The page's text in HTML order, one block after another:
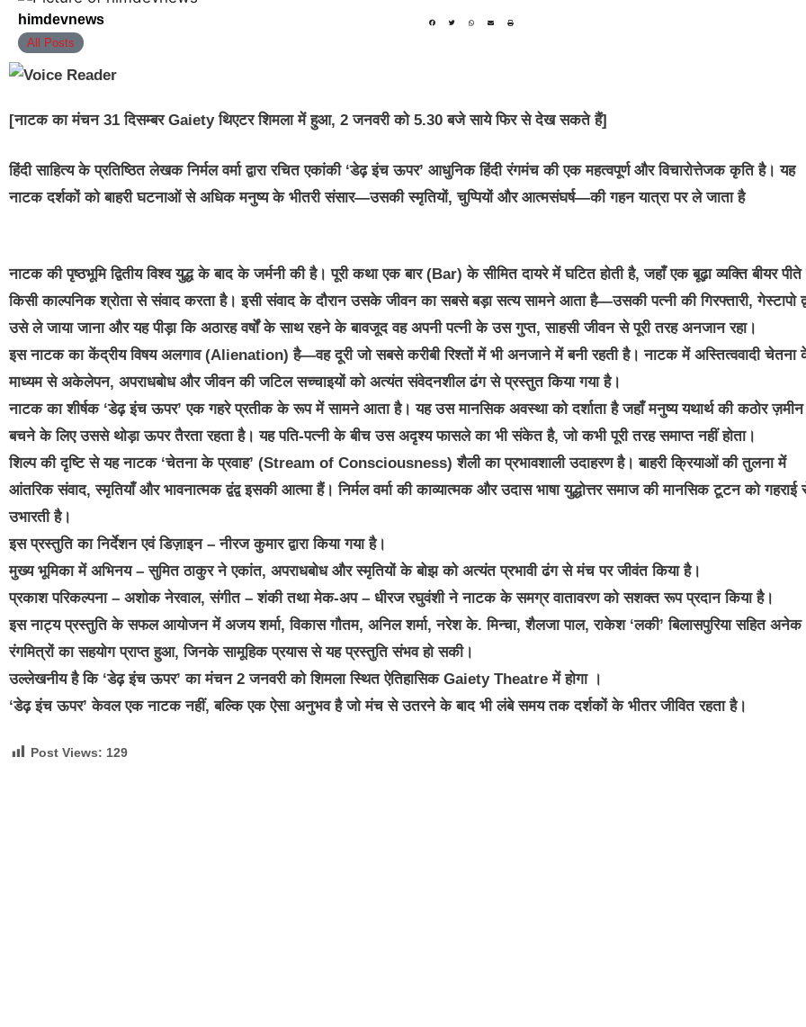
himdevnews
All Posts
[नाटक का मंचन 31 दिसम्बर Gaiety थिएटर शिमला में हुआ, 2 जनवरी को 5.30 बजे साये फिर से देख सकते हैं]
हिंदी साहित्य के प्रतिष्ठित लेखक निर्मल वर्मा द्वारा रचित एकांकी ‘डेढ़ इंच ऊपर’ आधुनिक हिंदी रंगमंच की एक महत्वपूर्ण और विचारोत्तेजक कृति है। यह
नाटक दर्शकों को बाहरी घटनाओं से अधिक मनुष्य के भीतरी संसार—उसकी स्मृतियों, चुप्पियों और आत्मसंघर्ष—की गहन यात्रा पर ले जाता है
नाटक की पृष्ठभूमि द्वितीय विश्व युद्ध के बाद के जर्मनी की है। पूरी कथा एक बार (Bar) के सीमित दायरे में घटित होती है, जहाँ एक बूढ़ा व्यक्ति बीयर पीते
किसी काल्पनिक श्रोता से संवाद करता है। इसी संवाद के दौरान उसके जीवन का सबसे बड़ा सत्य सामने आता है—उसकी पत्नी की गिरफ्तारी, गेस्टापो
उसे ले जाया जाना और यह पीड़ा कि अठारह वर्षों के साथ रहने के बावजूद वह अपनी पत्नी के उस गुप्त, साहसी जीवन से पूरी तरह अनजान रहा।
इस नाटक का केंद्रीय विषय अलगाव (Alienation) है—वह दूरी जो सबसे करीबी रिश्तों में भी अनजाने में बनी रहती है। नाटक में अस्तित्ववादी चेतना
माध्यम से अकेलेपन, अपराधबोध और जीवन की जटिल सच्चाइयों को अत्यंत संवेदनशील ढंग से प्रस्तुत किया गया है।
नाटक का शीर्षक ‘डेढ़ इंच ऊपर’ एक गहरे प्रतीक के रूप में सामने आता है। यह उस मानसिक अवस्था को दर्शाता है जहाँ मनुष्य यथार्थ की कठोर
बचने के लिए उससे थोड़ा ऊपर तैरता रहता है। यह पति-पत्नी के बीच उस अदृश्य फासले का भी संकेत है, जो कभी पूरी तरह समाप्त नहीं होता।
शिल्प की दृष्टि से यह नाटक ‘चेतना के प्रवाह’ (Stream of Consciousness) शैली का प्रभावशाली उदाहरण है। बाहरी क्रियाओं की तुलना में
आंतरिक संवाद, स्मृतियाँ और भावनात्मक द्वंद्व इसकी आत्मा हैं। निर्मल वर्मा की काव्यात्मक और उदास भाषा युद्धोत्तर समाज की मानसिक टूटन को गहराई
उभारती है।
इस प्रस्तुति का निर्देशन एवं डिज़ाइन – नीरज कुमार द्वारा किया गया है।
मुख्य भूमिका में अभिनय – सुमित ठाकुर ने एकांत, अपराधबोध और स्मृतियों के बोझ को अत्यंत प्रभावी ढंग से मंच पर जीवंत किया है।
प्रकाश परिकल्पना – अशोक नेरवाल, संगीत – शंकी तथा मेक-अप – धीरज रघुवंशी ने नाटक के समग्र वातावरण को सशक्त रूप प्रदान किया है।
इस नाट्य प्रस्तुति के सफल आयोजन में अजय शर्मा, विकास गौतम, अनिल शर्मा, नरेश के. मिन्चा, शैलजा पाल, राकेश ‘लकी’ बिलासपुरिया सहित अनेक
रंगमित्रों का सहयोग प्राप्त हुआ, जिनके सामूहिक प्रयास से यह प्रस्तुति संभव हो सकी।
उल्लेखनीय है कि ‘डेढ़ इंच ऊपर’ का मंचन 2 जनवरी को शिमला स्थित ऐतिहासिक Gaiety Theatre में होगा ।
‘डेढ़ इंच ऊपर’ केवल एक नाटक नहीं, बल्कि एक ऐसा अनुभव है जो मंच से उतरने के बाद भी लंबे समय तक दर्शकों के भीतर जीवित रहता है।
Post Views: 129